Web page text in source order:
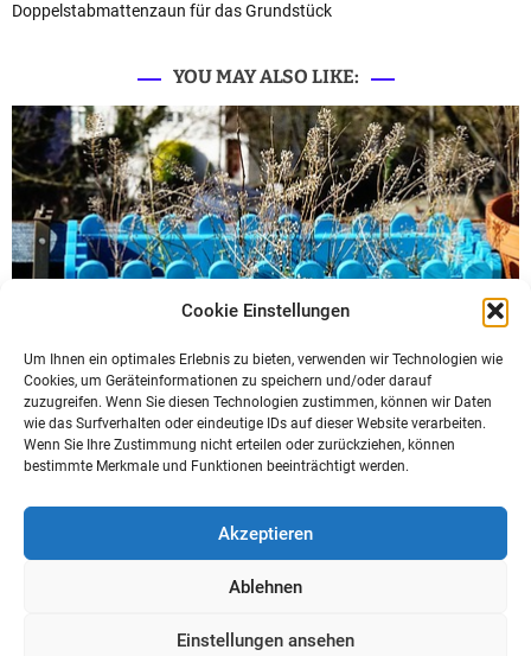
Cookie Einstellungen
Um Ihnen ein optimales Erlebnis zu bieten, verwenden wir Technologien wie
Cookies, um Geräteinformationen zu speichern und/oder darauf
zuzugreifen. Wenn Sie diesen Technologien zustimmen, können wir Daten
wie das Surfverhalten oder eindeutige IDs auf dieser Website verarbeiten.
Wenn Sie Ihre Zustimmung nicht erteilen oder zurückziehen, können
bestimmte Merkmale und Funktionen beeinträchtigt werden.
Akzeptieren
Ablehnen
Einstellungen ansehen
Doppelstabmattenzaun für das Grundstück
YOU MAY ALSO LIKE:
Die richtige Zaunfarbe finden
Posted onbyadmin